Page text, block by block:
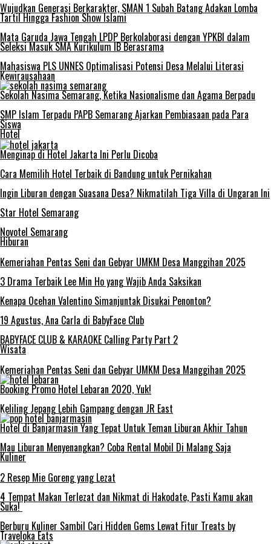
Wujudkan Generasi Berkarakter, SMAN 1 Subah Batang Adakan Lomba
Tartil Hingga Fashion Show Islami
Mata Garuda Jawa Tengah LPDP Berkolaborasi dengan YPKBI dalam
Seleksi Masuk SMA Kurikulum IB Berasrama
Mahasiswa PLS UNNES Optimalisasi Potensi Desa Melalui Literasi
Kewirausahaan
Sekolah Nasima Semarang, Ketika Nasionalisme dan Agama Berpadu
SMP Islam Terpadu PAPB Semarang Ajarkan Pembiasaan pada Para
Siswa
Hotel
Menginap di Hotel Jakarta Ini Perlu Dicoba
Cara Memilih Hotel Terbaik di Bandung untuk Pernikahan
Ingin Liburan dengan Suasana Desa? Nikmatilah Tiga Villa di Ungaran Ini
Star Hotel Semarang
Novotel Semarang
Hiburan
Kemeriahan Pentas Seni dan Gebyar UMKM Desa Manggihan 2025
3 Drama Terbaik Lee Min Ho yang Wajib Anda Saksikan
Kenapa Ocehan Valentino Simanjuntak Disukai Penonton?
19 Agustus, Ana Carla di BabyFace Club
BABYFACE CLUB & KARAOKE Calling Party Part 2
Wisata
Kemeriahan Pentas Seni dan Gebyar UMKM Desa Manggihan 2025
Booking Promo Hotel Lebaran 2020, Yuk!
Keliling Jepang Lebih Gampang dengan JR East
Hotel di Banjarmasin Yang Tepat Untuk Teman Liburan Akhir Tahun
Mau Liburan Menyenangkan? Coba Rental Mobil Di Malang Saja
Kuliner
2 Resep Mie Goreng yang Lezat
4 Tempat Makan Terlezat dan Nikmat di Hakodate, Pasti Kamu akan
Suka!
Berburu Kuliner Sambil Cari Hidden Gems Lewat Fitur Treats by
Traveloka Eats